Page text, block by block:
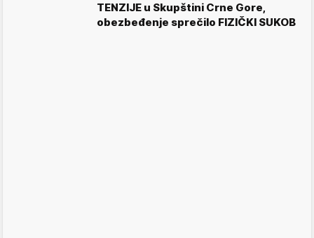
TENZIJE u Skupštini Crne Gore,
obezbeđenje sprečilo FIZIČKI SUKOB